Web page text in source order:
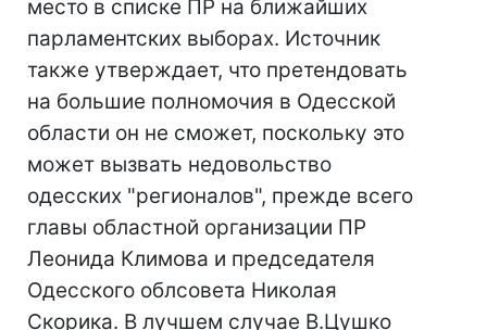
место в списке ПР на ближайших
парламентских выборах. Источник
также утверждает, что претендовать
на большие полномочия в Одесской
области он не сможет, поскольку это
может вызвать недовольство
одесских "регионалов", прежде всего
главы областной организации ПР
Леонида Климова и председателя
Одесского облсовета Николая
Скорика. В лучшем случае В.Цушко